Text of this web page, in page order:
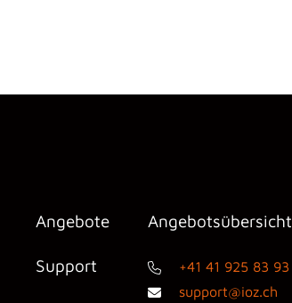
Angebote Angebotsübersicht
Support
+41 41 925 83 93
support@ioz.ch